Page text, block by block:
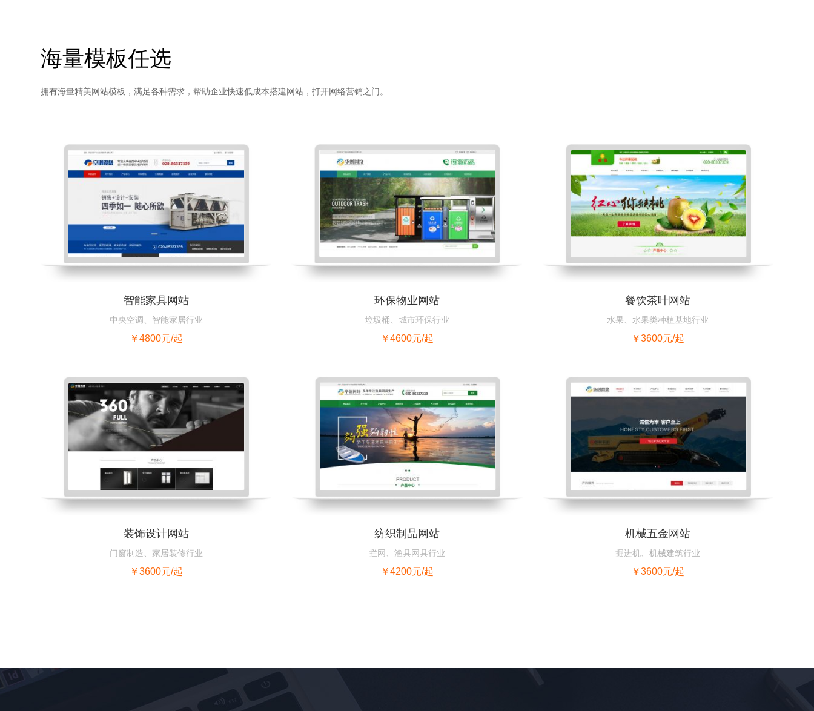
海量模板任选
拥有海量精美网站模板，满足各种需求，帮助企业快速低成本搭建网站，打开网络营销之门。
智能家具网站
中央空调、智能家居行业
￥4800元/起
环保物业网站
垃圾桶、城市环保行业
￥4600元/起
餐饮茶叶网站
水果、水果类种植基地行业
￥3600元/起
装饰设计网站
门窗制造、家居装修行业
￥3600元/起
纺织制品网站
拦网、渔具网具行业
￥4200元/起
机械五金网站
掘进机、机械建筑行业
￥3600元/起